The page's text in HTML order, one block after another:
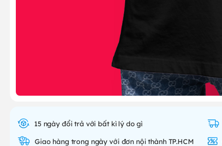
15 ngày đổi trả với bất kì lý do gì
Giao hàng trong ngày với đơn nội thành TP.HCM